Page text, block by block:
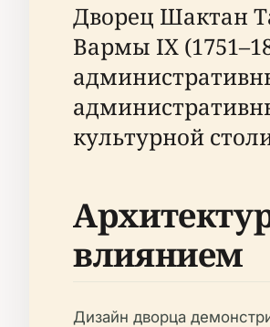
Дворец Шактан
Вармы IX
культурной
влиянием
Дизайн дворца